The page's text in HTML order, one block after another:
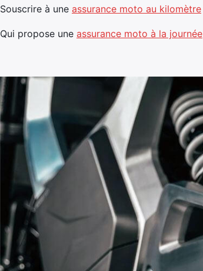
Souscrire à une assurance moto au kilomètre
Qui propose une assurance moto à la journée